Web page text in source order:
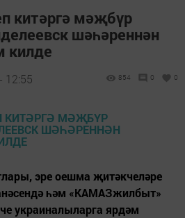
китәргә мәҗбүр
шәһәреннән
килде
12:55 854 0 0
эре оешма җитәкчеләре
һәм «КАМАЗжилбыт»
украиналыларга ярдәм